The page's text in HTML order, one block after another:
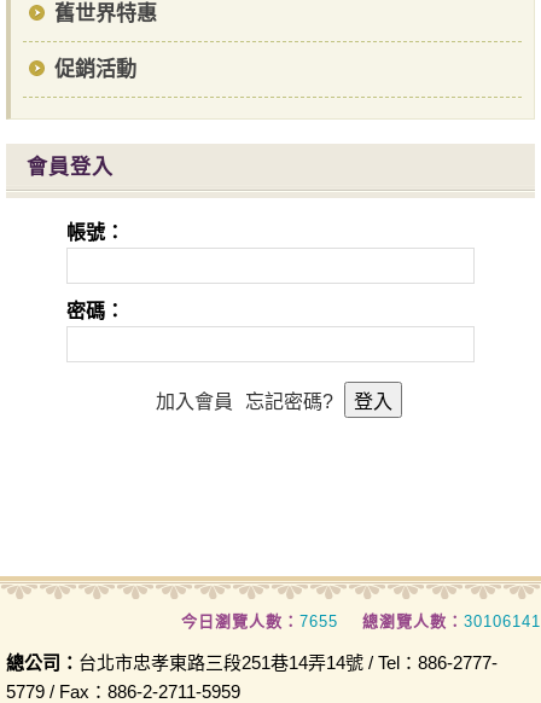
舊世界特惠
促銷活動
會員登入
帳號：
密碼：
加入會員 忘記密碼?
今日瀏覽人數： 7655 總瀏覽人數： 30106141
總公司： 台北市忠孝東路三段251巷14弄14號 / Tel：886-2777-
5779 / Fax：886-2-2711-5959